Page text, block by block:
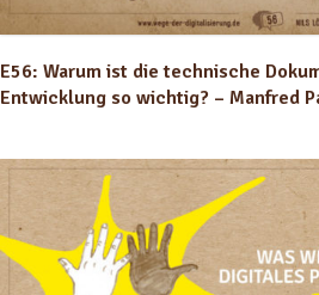
E56: Warum ist die technische
Entwicklung so wichtig? – Manfred